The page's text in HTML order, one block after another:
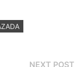
NEXT POST